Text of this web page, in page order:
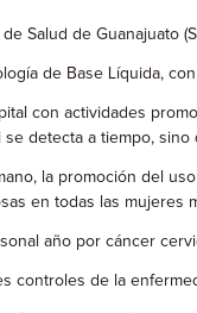
de Salud de Guanajuato
de Base Líquida,
con actividades
detecta a tiempo,
la promoción del
en todas las mujeres
año por cáncer
controles de la